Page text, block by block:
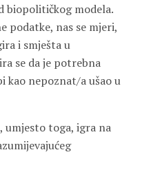
biopolitičkog modela.
podatke, nas se mjeri,
i smješta u
se da je potrebna
kao nepoznat/a ušao u
toga, igra na